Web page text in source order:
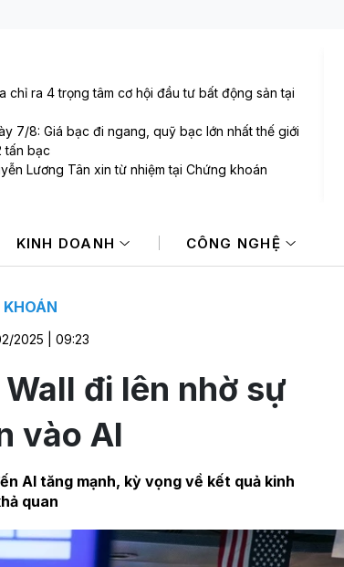
chỉ ra 4 trọng tâm cơ hội đầu tư bất động sản tại
7/8: Giá bạc đi ngang, quỹ bạc lớn nhất thế giới
tấn bạc
Lương Tân xin từ nhiệm tại Chứng khoán
biến động khó lường, giảm 1 triệu đồng/lượng
chứng khoán mở mới giảm mạnh
KINH DOANH CÔNG NGHỆ
KHOÁN
2025 | 09:23
đi lên nhờ sự
vào AI
AI tăng mạnh, kỳ vọng về kết quả kinh
quan